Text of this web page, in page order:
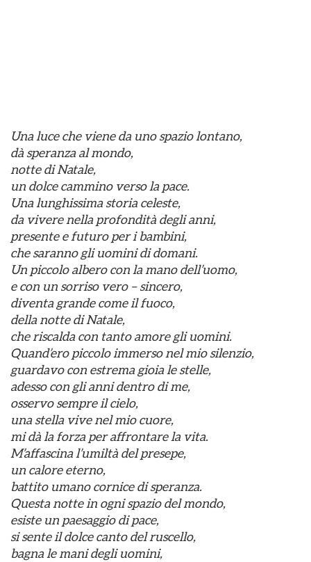
Una luce che viene da uno spazio lontano,
dà speranza al mondo,
notte di Natale,
un dolce cammino verso la pace.
Una lunghissima storia celeste,
da vivere nella profondità degli anni,
presente e futuro per i bambini,
che saranno gli uomini di domani.
Un piccolo albero con la mano dell’uomo,
e con un sorriso vero – sincero,
diventa grande come il fuoco,
della notte di Natale,
che riscalda con tanto amore gli uomini.
Quand’ero piccolo immerso nel mio silenzio,
guardavo con estrema gioia le stelle,
adesso con gli anni dentro di me,
osservo sempre il cielo,
una stella vive nel mio cuore,
mi dà la forza per affrontare la vita.
M’affascina l’umiltà del presepe,
un calore eterno,
battito umano cornice di speranza.
Questa notte in ogni spazio del mondo,
esiste un paesaggio di pace,
si sente il dolce canto del ruscello,
bagna le mani degli uomini,